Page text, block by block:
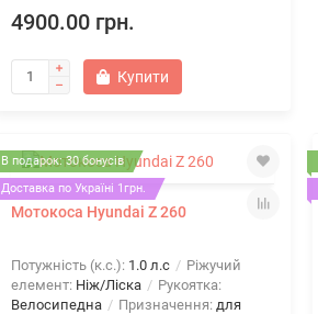
4900.00 грн.
Купити
В подарок: 30 бонусів
Доставка по Україні 1грн.
Мотокоса Hyundai Z 260
Потужність (к.с.): 1.0 л.с
Ріжучий
елемент: Ніж/Ліска
Рукоятка:
Велосипедна
Призначення: для